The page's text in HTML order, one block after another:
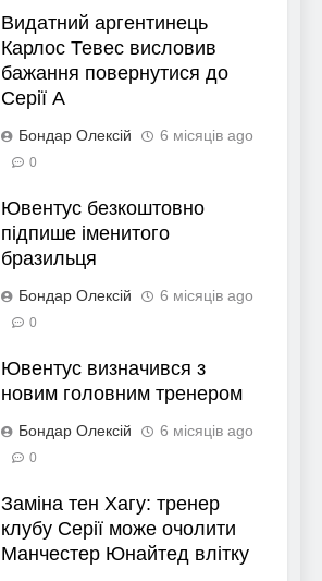
Видатний аргентинець
Карлос Тевес висловив
бажання повернутися до
Серії А
Бондар Олексій 6 місяців ago
0
Ювентус безкоштовно
підпише іменитого
бразильця
Бондар Олексій 6 місяців ago
0
Ювентус визначився з
новим головним тренером
Бондар Олексій 6 місяців ago
0
Заміна тен Хагу: тренер
клубу Серії може очолити
Манчестер Юнайтед влітку